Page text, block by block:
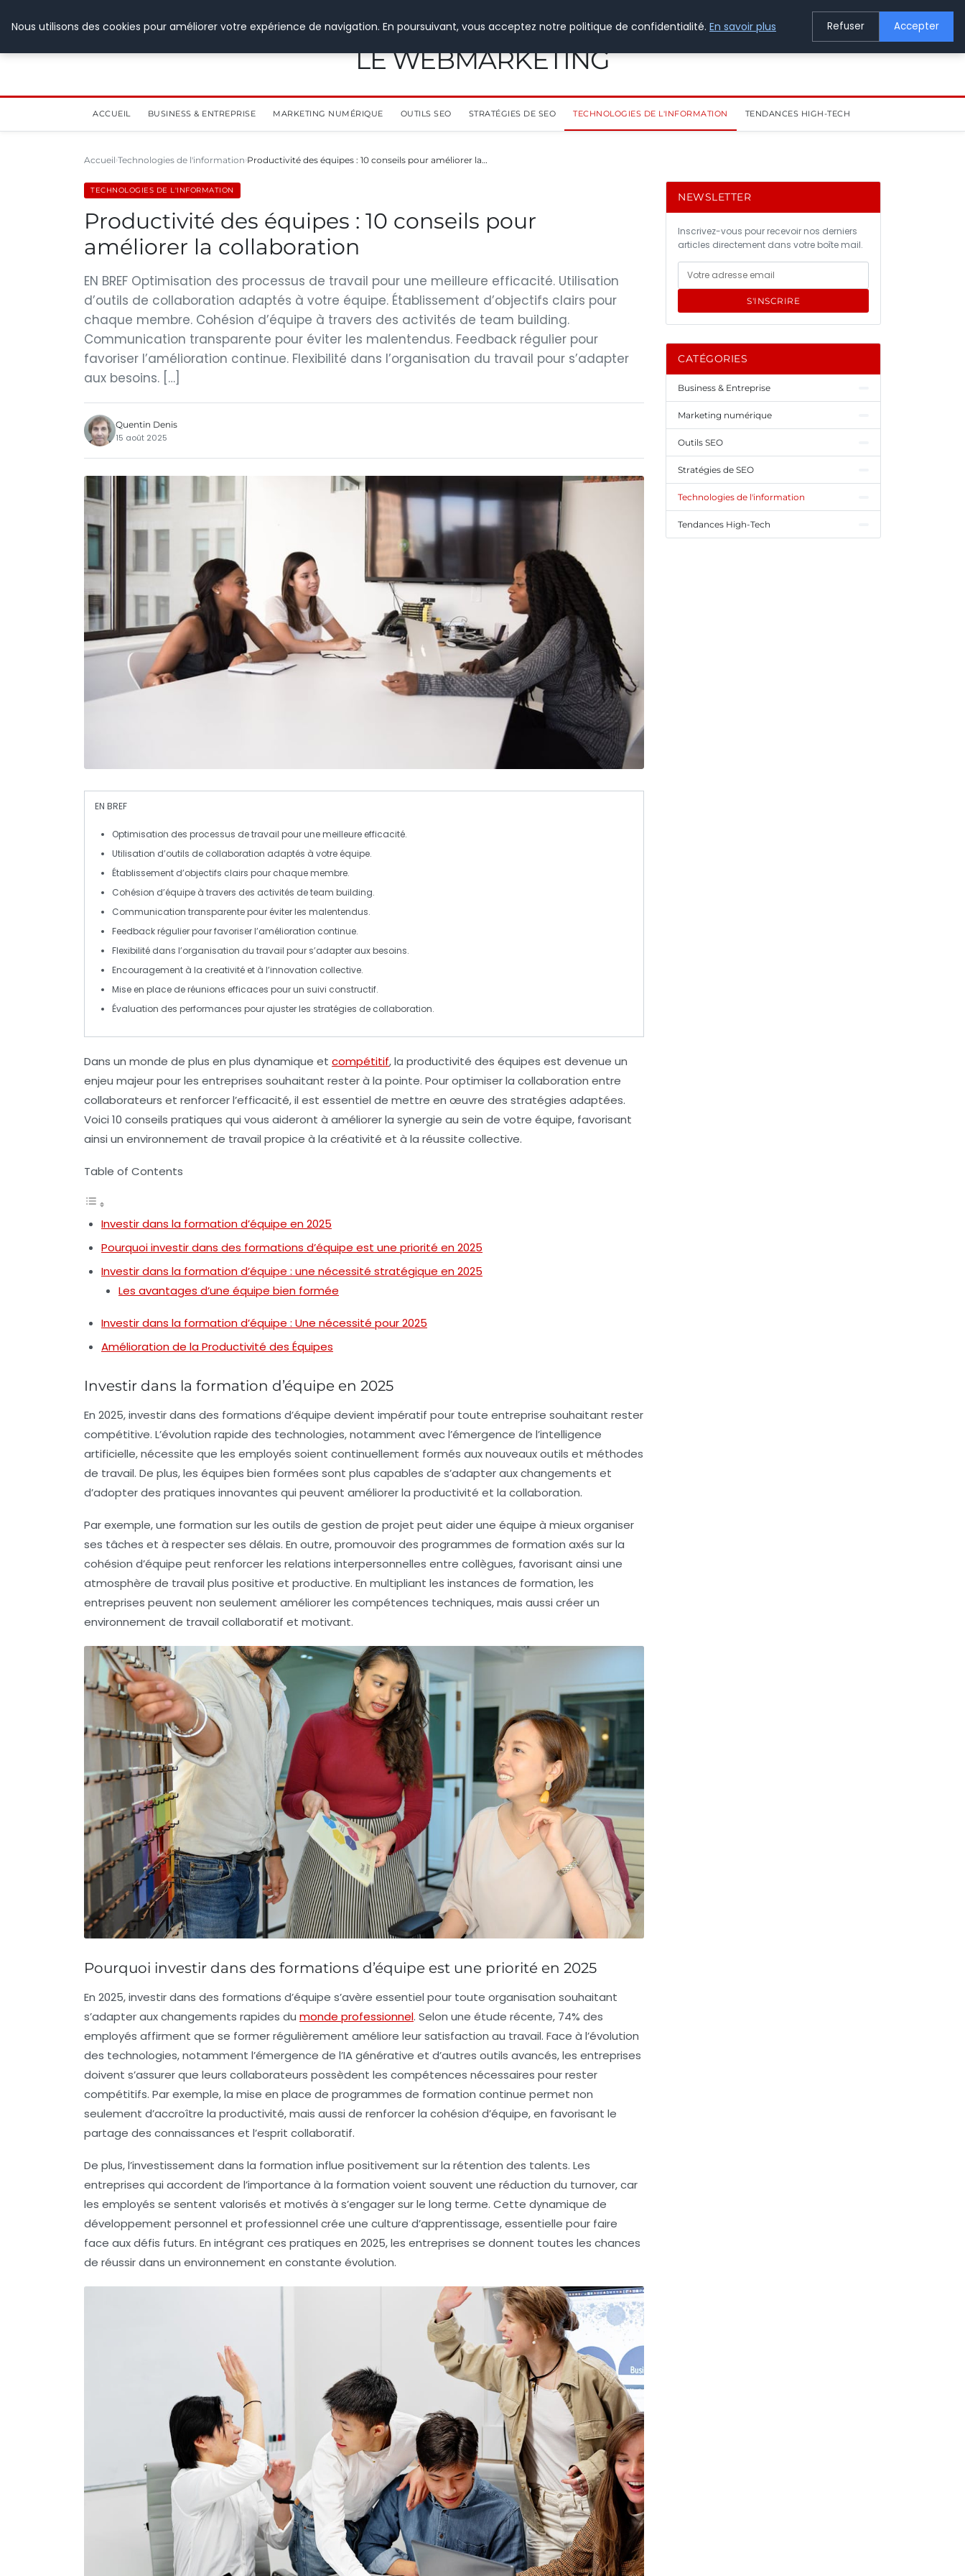
LE WEBMARKETING
ACCUEIL BUSINESS & ENTREPRISE MARKETING NUMÉRIQUE OUTILS SEO STRATÉGIES DE SEO TECHNOLOGIES DE L'INFORMATION TENDANCES HIGH-TECH
Accueil Technologies de l'information Productivité des équipes : 10 conseils pour améliorer la…
TECHNOLOGIES DE L'INFORMATION
Productivité des équipes : 10 conseils pour
améliorer la collaboration
EN BREF Optimisation des processus de travail pour une meilleure efficacité. Utilisation
d’outils de collaboration adaptés à votre équipe. Établissement d’objectifs clairs pour
chaque membre. Cohésion d’équipe à travers des activités de team building.
Communication transparente pour éviter les malentendus. Feedback régulier pour
favoriser l’amélioration continue. Flexibilité dans l’organisation du travail pour s’adapter
aux besoins. […]
Quentin Denis
15 août 2025
EN BREF
Optimisation des processus de travail pour une meilleure efficacité.
Utilisation d’outils de collaboration adaptés à votre équipe.
Établissement d’objectifs clairs pour chaque membre.
Cohésion d’équipe à travers des activités de team building.
Communication transparentepour éviter les malentendus.
Feedback régulier pour favoriser l’amélioration continue.
Flexibilité dans l’organisation du travail pour s’adapter aux besoins.
Encouragement à la creativité et à l’innovation collective.
Mise en place deréunions efficaces pour un suivi constructif.
Évaluation des performances pour ajuster les stratégies de collaboration.
Dans un monde de plus en plus dynamique et compétitif, la productivité des équipes est devenue un
enjeu majeur pour les entreprises souhaitant rester à la pointe. Pour optimiser la collaboration entre
collaborateurs et renforcer l’efficacité, il est essentiel de mettre en œuvre des stratégies adaptées.
Voici 10 conseils pratiques qui vous aideront à améliorer la synergie au sein de votre équipe, favorisant
ainsi un environnement de travail propice à la créativité et à la réussite collective.
Table of Contents
Investir dans la formation d’équipe en 2025
Pourquoi investir dans des formations d’équipe est une priorité en 2025
Investir dans la formation d’équipe : une nécessité stratégique en 2025
Les avantages d’une équipe bien formée
Investir dans la formation d’équipe : Une nécessité pour 2025
Amélioration de la Productivité des Équipes
Investir dans la formation d’équipe en 2025
En 2025,investir dans des formations d’équipe devient impératif pour toute entreprise souhaitant rester
compétitive. L’évolution rapide des technologies, notamment avec l’émergence de l’intelligence
artificielle, nécessite que les employés soient continuellement formés aux nouveaux outils et méthodes
de travail. De plus, les équipes bien formées sont plus capables de s’adapter aux changements et
d’adopter des pratiques innovantes qui peuvent améliorer la productivité et la collaboration.
Par exemple, une formation sur les outils de gestion de projet peut aider une équipe à mieux organiser
ses tâches et à respecter ses délais. En outre, promouvoir des programmes de formation axés sur la
cohésion d’équipe peut renforcer les relations interpersonnelles entre collègues, favorisant ainsi une
atmosphère de travail plus positive et productive. En multipliant les instances de formation, les
entreprises peuvent non seulement améliorer les compétences techniques, mais aussi créer un
environnement de travail collaboratif et motivant.
Pourquoi investir dans des formations d’équipe est une priorité en 2025
En 2025, investir dans des formations d’équipe s’avère essentiel pour toute organisation souhaitant
s’adapter aux changements rapides du monde professionnel. Selon une étude récente, 74% des
employés affirment que se former régulièrement améliore leur satisfaction au travail. Face à l’évolution
des technologies, notamment l’émergence de l’IA générative et d’autres outils avancés, les entreprises
doivent s’assurer que leurs collaborateurs possèdent les compétences nécessaires pour rester
compétitifs. Par exemple, la mise en place de programmes de formation continue permet non
seulement d’accroître la productivité, mais aussi de renforcer la cohésion d’équipe, en favorisant le
partage des connaissances et l’esprit collaboratif.
De plus, l’investissement dans la formation influe positivement sur la rétention des talents. Les
entreprises qui accordent de l’importance à la formation voient souvent une réduction du turnover, car
les employés se sentent valorisés et motivés à s’engager sur le long terme. Cette dynamique de
développement personnel et professionnel crée une culture d’apprentissage, essentielle pour faire
face aux défis futurs. En intégrant ces pratiques en 2025, les entreprises se donnent toutes les chances
de réussir dans un environnement en constante évolution.
NEWSLETTER
Inscrivez-vous pour recevoir nos derniers
articles directement dans votre boîte mail.
S'INSCRIRE
CATÉGORIES
Business & Entreprise
Marketing numérique
Outils SEO
Stratégies de SEO
Technologies de l'information
Tendances High-Tech
Nous utilisons des cookies pour améliorer votre expérience de navigation. En poursuivant, vous acceptez notre politique de confidentialité. En savoir plus Refuser Accepter